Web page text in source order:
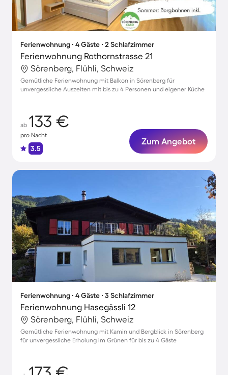
Ferienwohnung ∙ 4 Gäste ∙ 2 Schlafzimmer
Ferienwohnung Rothornstrasse 21
Sörenberg, Flühli, Schweiz
Gemütliche Ferienwohnung mit Balkon in Sörenberg für
unvergessliche Auszeiten mit bis zu 4 Personen und eigener Küche
ab 133 €
pro Nacht
3.5
Zum Angebot
Ferienwohnung ∙ 4 Gäste ∙ 3 Schlafzimmer
Ferienwohnung Hasegässli 12
Sörenberg, Flühli, Schweiz
Gemütliche Ferienwohnung mit Kamin und Bergblick in Sörenberg
für unvergessliche Erholung im Grünen für bis zu 4 Gäste